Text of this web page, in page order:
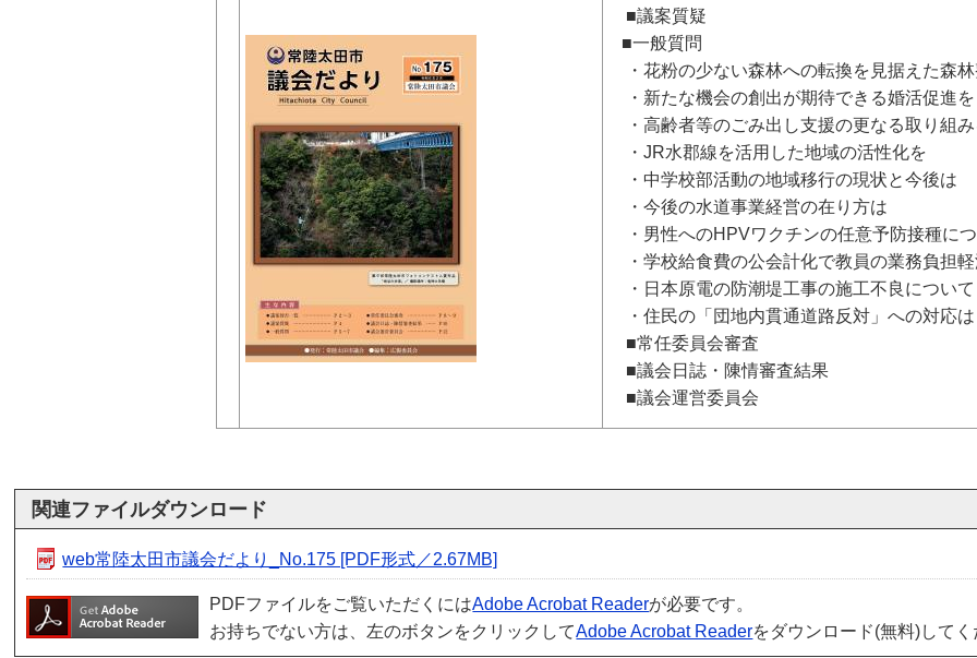
■議案質疑
■一般質問
・花粉の少ない森林への転換を見据えた森林
・新たな機会の創出が期待できる婚活促進を
・高齢者等のごみ出し支援の更なる取り組み
・JR水郡線を活用した地域の活性化を
・中学校部活動の地域移行の現状と今後は
・今後の水道事業経営の在り方は
・男性へのHPVワクチンの任意予防接種に
・学校給食費の公会計化で教員の業務負担軽
・日本原電の防潮堤工事の施工不良について
・住民の「団地内貫通道路反対」への対応は
■常任委員会審査
■議会日誌・陳情審査結果
■議会運営委員会
関連ファイルダウンロード
web常陸太田市議会だより_No.175 [PDF形式／2.67MB]
PDFファイルをご覧いただくにはAdobe Acrobat Readerが必要です。
お持ちでない方は、左のボタンをクリックしてAdobe Acrobat Readerをダウンロード(無料)してく